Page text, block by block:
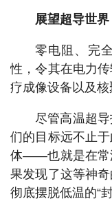
展望超导世界
零电阻、完
性，令其在电力
疗成像设备以及核
尽管高温超
们的目标远不止
体——也就是在常
果发现了这等神
彻底摆脱低温的“